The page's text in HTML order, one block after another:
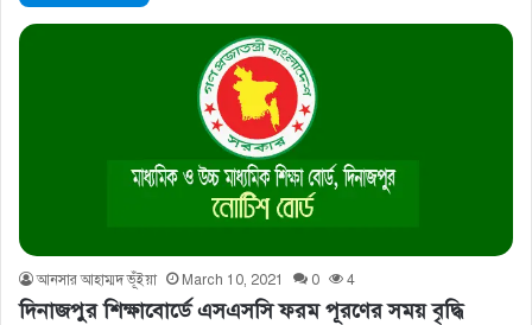
আনসার আহাম্মদ ভূঁইয়া March 10, 2021 0 4
দিনাজপুর শিক্ষাবোর্ডে এসএসসি ফরম পূরণের সময় বৃদ্ধি